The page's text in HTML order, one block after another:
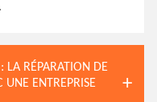
LA RÉPARATION DE
UNE ENTREPRISE